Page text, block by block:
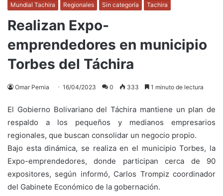
Mundial Tachira Regionales Sin categoría Tachira
Realizan Expo-
emprendedores en municipio
Torbes del Táchira
Omar Pernia 16/04/2023 0 333 1 minuto de lectura
El Gobierno Bolivariano del Táchira mantiene un plan de
respaldo a los pequeños y medianos empresarios
regionales, que buscan consolidar un negocio propio.
Bajo esta dinámica, se realiza en el municipio Torbes, la
Expo-emprendedores, donde participan cerca de 90
expositores, según informó, Carlos Trompiz coordinador
del Gabinete Económico de la gobernación.